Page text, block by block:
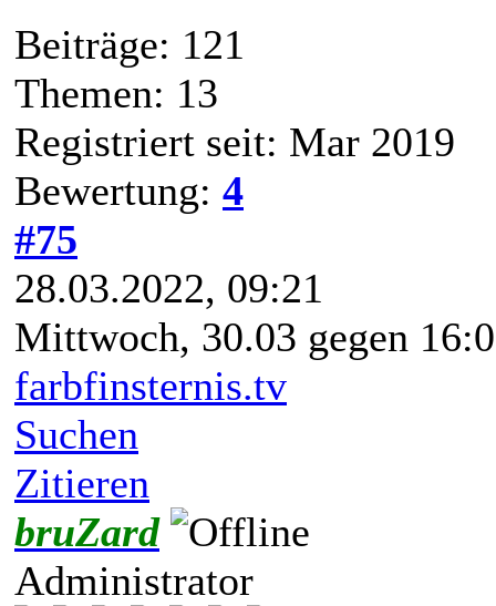
Beiträge: 121
Themen: 13
Registriert seit: Mar 2019
Bewertung: 4
#75
28.03.2022, 09:21
Mittwoch, 30.03 gegen
farbfinsternis.tv
Suchen
Zitieren
bruZard
Administrator